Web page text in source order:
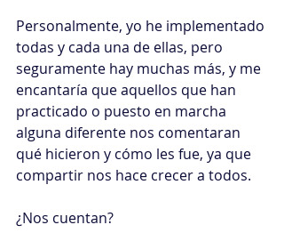
Personalmente, yo he implementado
todas y cada una de ellas, pero
seguramente hay muchas más, y me
encantaría que aquellos que han
practicado o puesto en marcha
alguna diferente nos comentaran
qué hicieron y cómo les fue, ya que
compartir nos hace crecer a todos.
¿Nos cuentan?